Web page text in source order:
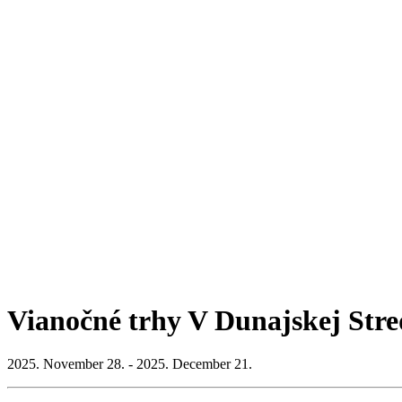
Vianočné trhy V Dunajskej
2025. November 28. - 2025. December 21.